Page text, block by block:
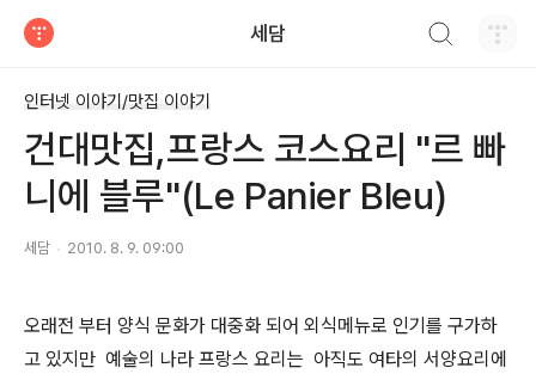
세담
인터넷 이야기/맛집 이야기
건대맛집,프랑스 코스요리 "르 빠
니에 블루"(Le Panier Bleu)
세담 2010. 8. 9. 09:00
오래전 부터 양식 문화가 대중화 되어 외식메뉴로 인기를 구가하
고 있지만 예술의 나라 프랑스 요리는 아직도 여타의 서양요리에